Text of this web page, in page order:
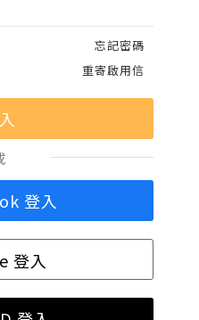
忘記密碼
重寄啟用信
登入
登入